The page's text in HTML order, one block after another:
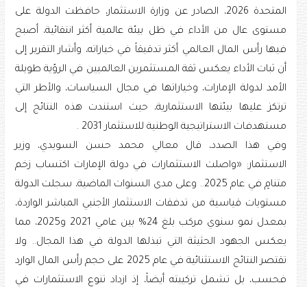
المتحدة 2026، الصادر عن وزارة الاستثمار، حافظت الدولة على
مستوى عال من الأداء في ظل بيئة عالمية أكثر انتقائية، أصبح
فيها رأس المال العالمي أكثر تدقيقاً في خياراته، وأشار التقرير إلى
أن ثبات الأداء يعكس ثقة المستثمرين العالميين في الرؤية طويلة
الأمد لدولة الإمارات، وخياراتها في مجال السياسات، والأطر التي
ترتكز عليها بيئتها الاستثمارية، حيث استندت هذه النتائج إلى
مستهدفات الاستراتيجية الوطنية للاستثمار 2031 .
وفي هذا الصدد، قال معالي محمد حسن السويدي، وزير
الاستثمار: «واصلت الاستثمارات في دولة الإمارات اكتساب زخم
متنامٍ في عام 2025.. وعلى مدى السنوات الماضية، سجلت الدولة
مستويات قياسية من تدفقات الاستثمار الأجنبي المباشر الواردة،
بمعدل نمو سنوي مركب بلغ 24% بين عامي 2021 و2025، مما
يعكس الجهود الحثيثة التي تبذلها الدولة في هذا المجال.. ولا
تقتصر النتائج الاستثنائية في عام 2025 على حجم رأس المال الوارد
فحسب، بل تشمل تركيبته أيضاً، إذ ازداد تنوع الاستثمارات في